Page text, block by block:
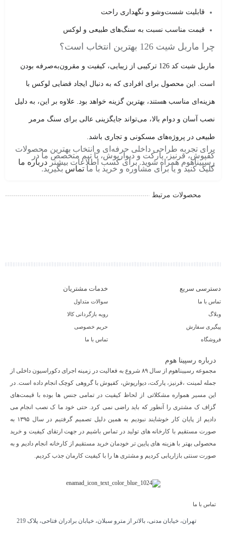
قابلیت شست‌وشو و نگهداری راحت
قیمت مناسب نسبت به سنگ‌های طبیعی و لوکس
چرا ماربل شیت 126 بهترین انتخاب است؟
ماربل شیت کد 126 ترکیبی از زیبایی، کیفیت و مقرون‌به‌صرفه بودن
است. این محصول برای افرادی که به دنبال ایجاد فضایی لوکس با
هزینه‌ای مناسب هستند، بهترین گزینه خواهد بود. علاوه بر این، به دلیل
نصب آسان و دوام بالا، می‌تواند جایگزینی عالی برای سنگ مرمر
طبیعی در پروژه‌های مسکونی و تجاری باشد.
برای تجربه طراحی داخلی حرفه‌ای و انتخاب بهترین محصولات
کفپوش، قرنیز، پارکت و دیوارپوش، با تیم متخصص ما در
رسپیناهوم همراه شوید. برای کسب اطلاعات بیشتر درباره ما
کلیک کنید و یا برای مشاوره و خرید با ما تماسبگیرید.
محصولات مرتبط
دسترسی سریع
تماس با ما
وبلاگ
پیگیری سفارش
فروشگاه
خدمات مشتریان
سوالات متداول
رویه بازگردانی کالا
حریم خصوصی
تماس با ما
درباره رسپینا هوم
مجموعه رسپیناهوم از سال ۸۹ شروع به فعالیت در زمینه اجرای دکوراسیون داخلی از
جمله لمینت ،قرنیز، پارکت، دیوارپوش، کفپوش با گروهی کوچک انجام داده است. در
این مسیر همواره مشکلاتی از لحاظ کیفیت در تمامی جنس ها بوده با قیمت‌های
گزاف ک مشتری را آنطور که باید راضی نمی کرد. حتی خود ما ک نصب انجام می
دادیم از پایان کار خوشایند نبودیم به همین دلیل تصمیم گرفتیم در سال ۱۳۹۵ به
صورت مستقیم با کارخانه های تولید در تماس باشیم در جهت ارتقای کیفیت و خرید
محصولی بهتر با هزینه های پایین تر خودمان خرید مستقیم از کارخانه انجام دادیم و به
صورت سنتی بازاریابی کردیم و مشتری ها را با کیفیت کارمان جذب کردیم.
تماس با ما
تهران، خیابان مدنی، بالاتر از مترو سبلان، خیابان برادران فتاحی، پلاک 219